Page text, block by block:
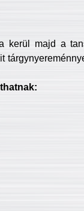
kerül majd a